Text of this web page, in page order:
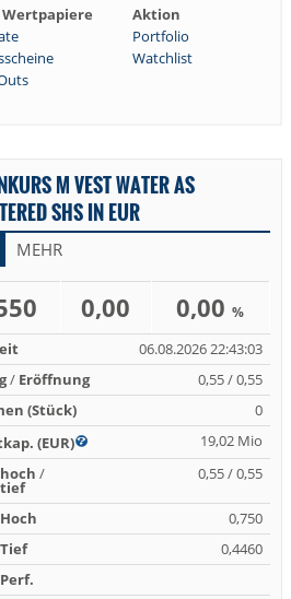
Wertpapiere
Aktion
Portfolio
Watchlist
M VEST WATER AS
SHS IN EUR
MEHR
0,00 0,00%
06.08.2026 22:43:03
/ Eröffnung
0,55 / 0,55
(Stück)
0
(EUR)
19,02 Mio
/ 0,55 / 0,55
0,750
0,4460